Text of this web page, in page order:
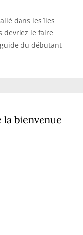
dans les îles
devriez le faire
guide du débutant
la bienvenue